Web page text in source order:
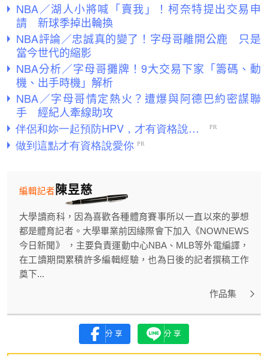
NBA／湖人小將喊「賣我」！柯奈特提出交易申
請 新球季掉出輪換
NBA評論／忠誠真的變了！字母哥離開公鹿 只是
當今世代的縮影
NBA分析／字母哥攤牌！9大交易下家「籌碼、動
機、出手時機」解析
NBA／字母哥情定熱火？遭爆與阿德巴約密謀聯
手 經紀人牽線助攻
陳昱慈
編輯記者
大學讀商科，因為喜歡各種體育賽事所以一直以來的夢想
都是體育記者。大學畢業前因緣際會下加入《NOWNEWS
今日新聞》 ，主要負責運動中心NBA、MLB等外電編譯，
在工讀期間累積許多編輯經驗，也為日後的記者撰稿工作
奠下...
作品集
分享 分享